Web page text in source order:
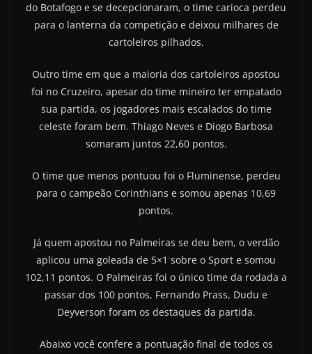
do Botafogo e se decepcionaram, o time carioca perdeu
para o lanterna da competição e deixou milhares de
cartoleiros pilhados.
Outro time em que a maioria dos cartoleiros apostou
foi no Cruzeiro, apesar do time mineiro ter empatado
sua partida, os jogadores mais escalados do time
celeste foram bem. Thiago Neves e Diogo Barbosa
somaram juntos 22,60 pontos.
O time que menos pontuou foi o Fluminense, perdeu
para o campeão Corinthians e somou apenas 10,69
pontos.
Já quem apostou no Palmeiras se deu bem, o verdão
aplicou uma goleada de 5×1 sobre o Sport e somou
102,11 pontos. O Palmeiras foi o único time da rodada a
passar dos 100 pontos, Fernando Prass, Dudu e
Deyverson foram os destaques da partida.
Abaixo você confere a pontuação final de todos os